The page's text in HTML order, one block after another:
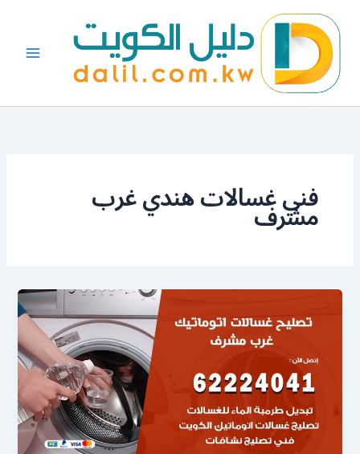
المحتوى
فني غسالات هندي غرب
مشرف